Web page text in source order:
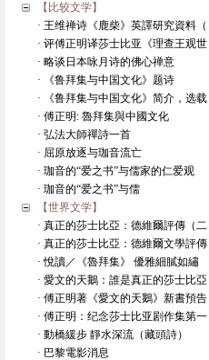
【比较文学】
· 王维禅诗《鹿柴》英譯研究資料（
· 评傅正明译莎士比亚《理查王观世
· 略谈日本咏月诗的佛心禅意
· 《鲁拜集与中国文化》题诗
· 《鲁拜集与中国文化》简介，选载
· 傅正明: 魯拜集與中國文化
· 弘法大師禪詩一首
· 屈原放逐与珈音流亡
· 珈音的“爱之书”与儒家的仁爱观
· 珈音的“爱之书”与儒
【世界文学】
· 真正的莎士比亞：德維爾評傳（二
· 真正的莎士比亞：德維爾文學評傳
· 悅讀／《魯拜集》 優雅細膩如繡
· 愛文的天鵝：誰是真正的莎士比亞
· 傅正明著《愛文的天鵝》新書預告
· 傅正明：纪念莎士比亚剧作集第一
· 動橋緩步 靜水深流（藏頭詩）
· 巴黎電影消息